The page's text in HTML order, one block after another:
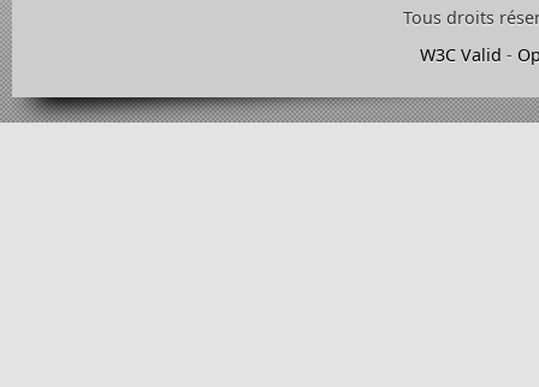
Tous droits
W3C Valid -